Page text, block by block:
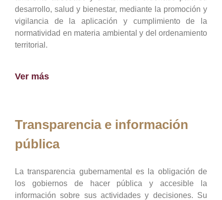
desarrollo, salud y bienestar, mediante la promoción y
vigilancia de la aplicación y cumplimiento de la
normatividad en materia ambiental y del ordenamiento
territorial.
Ver más
Transparencia e información
pública
La transparencia gubernamental es la obligación de
los gobiernos de hacer pública y accesible la
información sobre sus actividades y decisiones. Su